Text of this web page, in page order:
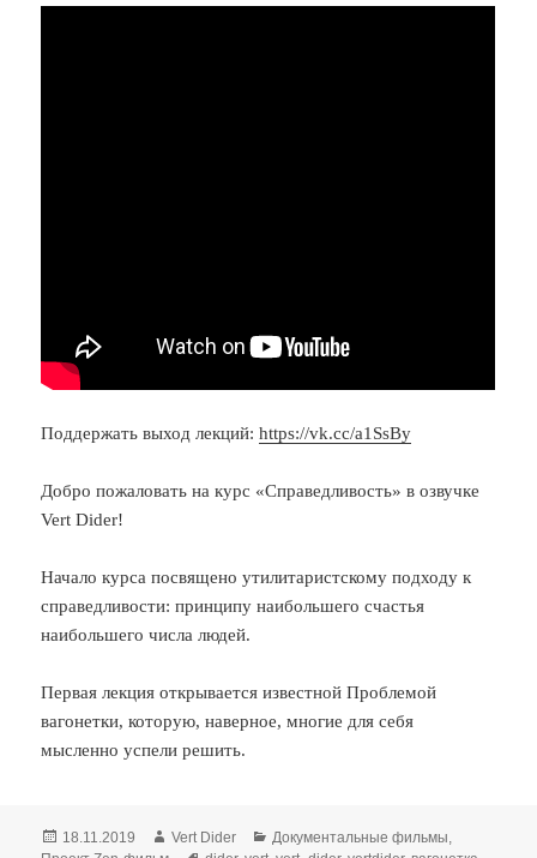
Поддержать выход лекций:https://vk.cc/a1SsBy
Добро пожаловать на курс «Справедливость» в озвучке
Vert Dider!
Начало курса посвящено утилитаристскому подходу к
справедливости: принципу наибольшего счастья
наибольшего числа людей.
Первая лекция открывается известной Проблемой
вагонетки, которую, наверное, многие для себя
мысленно успели решить.
Опубликовано
18.11.2019 Автор
Vert Dider Рубрики
Документальные фильмы